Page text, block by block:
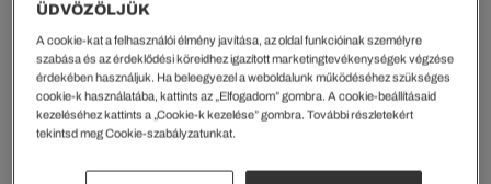
0 Eredmény
ÜDVÖZÖLJÜK
A cookie-kat a felhasználói élmény javítása, az oldal funkcióinak személyre
szabása és az érdeklődési köreidhez igazított marketingtevékenységek végzése
érdekében használjuk. Ha beleegyezel a weboldalunk működéséhez szükséges
cookie-k használatába, kattints az „Elfogadom” gombra. A cookie-beállításaid
kezeléséhez kattints a „Cookie-k kezelése” gombra. További részletekért
tekintsd meg Cookie-szabályzatunkat.